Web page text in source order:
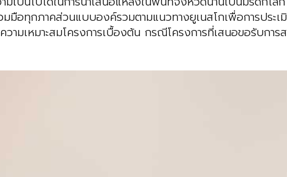
มมือทุกภาคส่วนแบบองค์รวมตามแนวทางยูเนสโกเพื่อการปร
ความเหมาะสมโครงการเบื้องต้น กรณีโครงการที่เสนอขอรั